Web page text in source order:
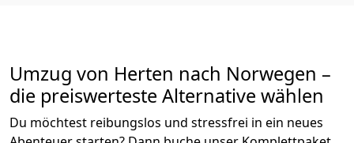
Umzug von Herten nach Norwegen –
die preiswerteste Alternative wählen
Du möchtest reibungslos und stressfrei in ein neues